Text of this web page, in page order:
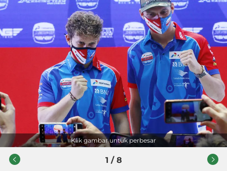
Klik gambar untuk perbesar
1 / 8